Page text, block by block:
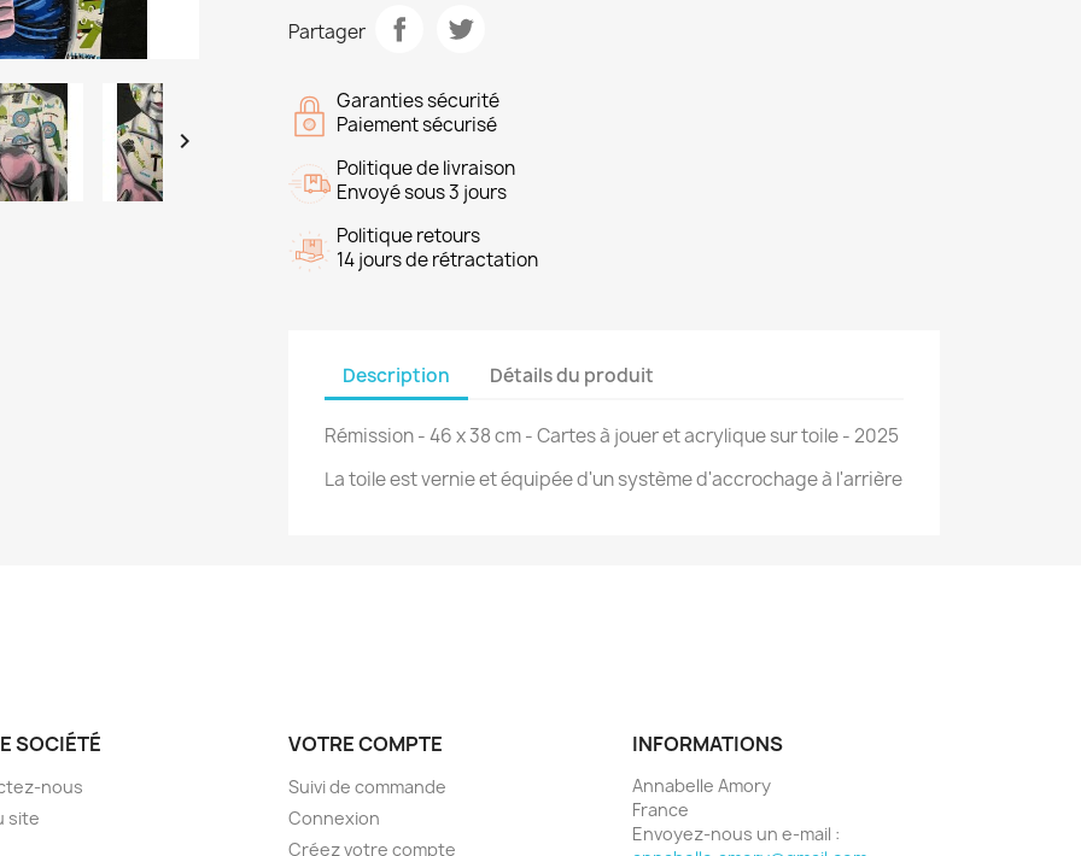

Partager
Garanties sécurité
Paiement sécurisé
Politique de livraison
Envoyé sous 3 jours
Politique retours
14 jours de rétractation
Description Détails du produit
Rémission - 46 x 38 cm - Cartes à jouer et acrylique sur toile - 2025
La toile est vernie et équipée d'un système d'accrochage à l'arrière
SOCIÉTÉ
nous
site
VOTRE COMPTE
Suivi de commande
Connexion
Créez votre compte
INFORMATIONS
Annabelle Amory
France
Envoyez-nous un e-mail :